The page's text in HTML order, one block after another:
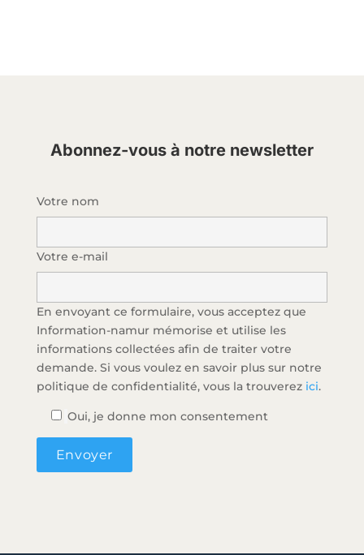
Abonnez-vous à notre newsletter
Votre nom
Votre e-mail
En envoyant ce formulaire, vous acceptez que
Information-namur mémorise et utilise les
informations collectées afin de traiter votre
demande. Si vous voulez en savoir plus sur notre
politique de confidentialité, vous la trouverez ici.
Oui, je donne mon consentement